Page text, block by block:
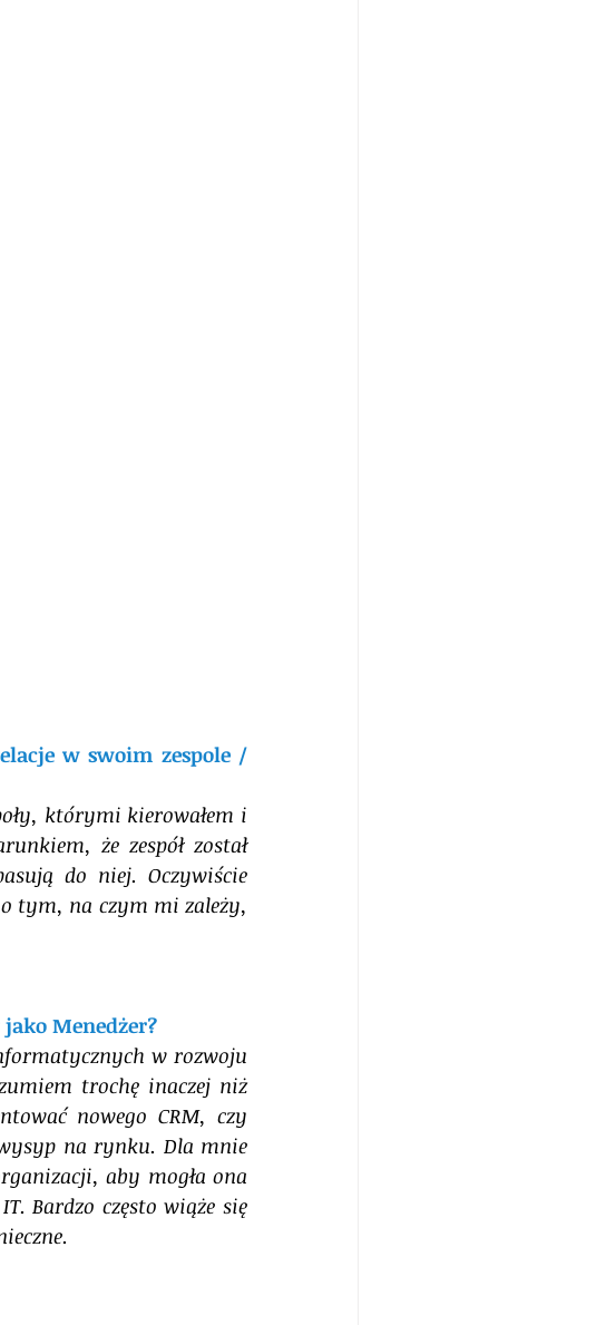
w swoim zespole /
którymi kierowałem i
że zespół został
do niej. Oczywiście
tym, na czym mi zależy,
Menedżer?
w rozwoju
trochę inaczej niż
nowego CRM, czy
na rynku. Dla mnie
aby mogła ona
Bardzo często wiąże się